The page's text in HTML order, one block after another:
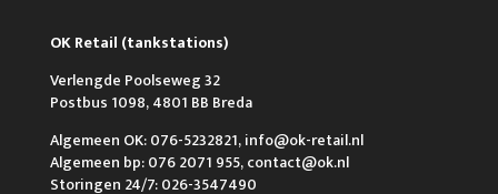
OK Retail (tankstations)
Verlengde Poolseweg 32
Postbus 1098, 4801 BB Breda
Algemeen OK: 076-5232821, info@ok-retail.nl
Algemeen bp: 076 2071 955, contact@ok.nl
Storingen 24/7: 026-3547490